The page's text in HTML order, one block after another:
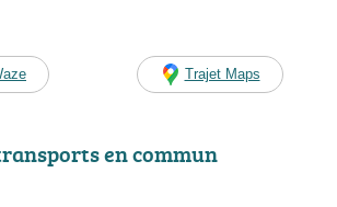
Trajet Maps
en commun